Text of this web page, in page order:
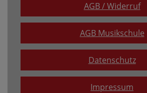
AGB / Widerruf
AGB Musikschule
Datenschutz
Impressum